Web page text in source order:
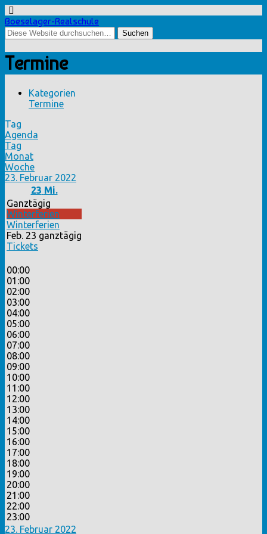
Boeselager-Realschule
Termine
Kategorien
Termine
Tag
Agenda
Tag
Monat
Woche
23. Februar 2022
23 Mi.
Ganztägig
Winterferien
Winterferien
Feb. 23 ganztägig
Tickets
00:00
01:00
02:00
03:00
04:00
05:00
06:00
07:00
08:00
09:00
10:00
11:00
12:00
13:00
14:00
15:00
16:00
17:00
18:00
19:00
20:00
21:00
22:00
23:00
23. Februar 2022